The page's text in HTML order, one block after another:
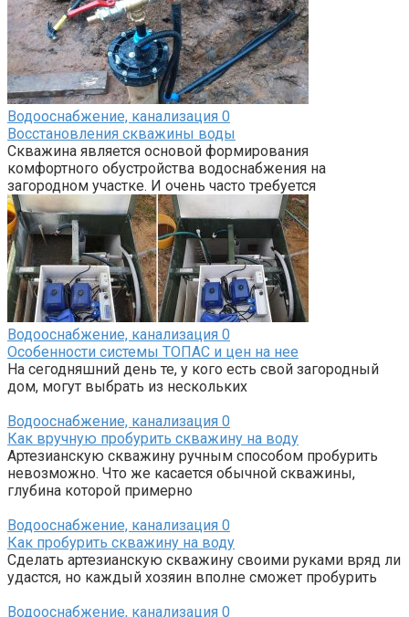
Водооснабжение, канализация 0
Восстановления скважины воды
Скважина является основой формирования
комфортного обустройства водоснабжения на
загородном участке. И очень часто требуется
Водооснабжение, канализация 0
Особенности системы ТОПАС и цен на нее
На сегодняшний день те, у кого есть свой загородный
дом, могут выбрать из нескольких
Водооснабжение, канализация 0
Как вручную пробурить скважину на воду
Артезианскую скважину ручным способом пробурить
невозможно. Что же касается обычной скважины,
глубина которой примерно
Водооснабжение, канализация 0
Как пробурить скважину на воду
Сделать артезианскую скважину своими руками вряд ли
удастся, но каждый хозяин вполне сможет пробурить
Водооснабжение, канализация 0